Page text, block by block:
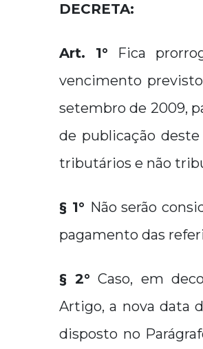
DECRETA:
Art. 1° Fica
vencimento
setembro de 2009,
de publicação
tributários e não
§ 1° Não serão
pagamento das
§ 2° Caso, em
Artigo, a nova data
disposto no